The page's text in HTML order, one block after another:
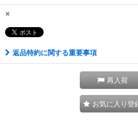
×
返品特約に関する重要事項
再入荷
お気に入り登